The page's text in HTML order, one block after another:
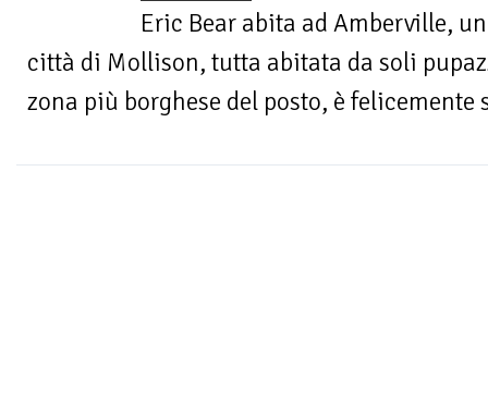
Eric Bear abita ad Amberville,
città di Mollison, tutta abitata da soli
zona più borghese del posto, è felicemente